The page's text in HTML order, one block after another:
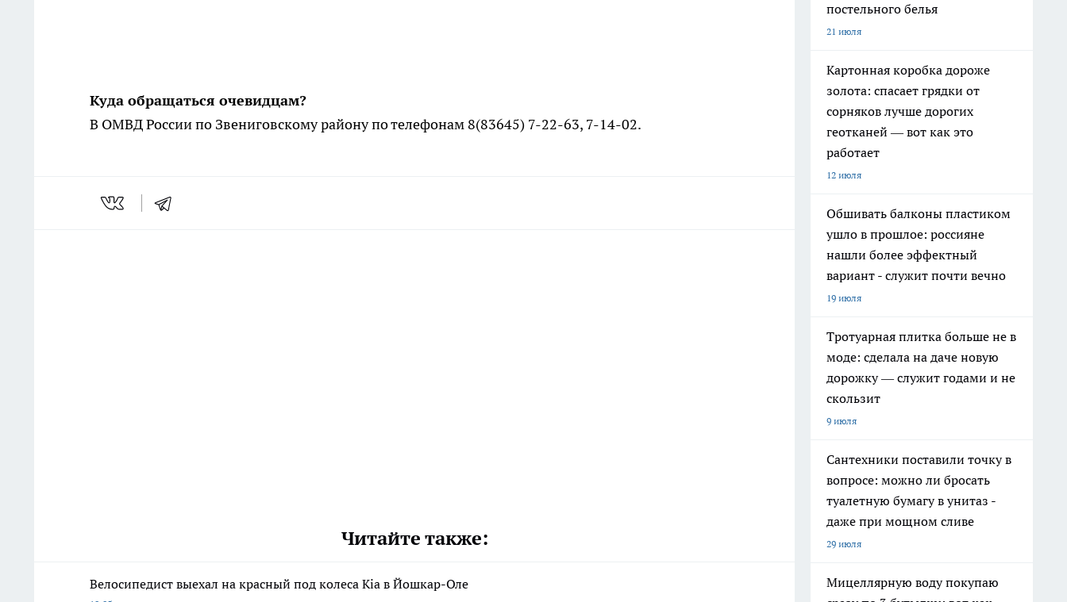
Куда обращаться очевидцам?
В ОМВД России по Звениговскому району по телефонам 8(83645) 7-22-63, 7-14-02.
Читайте также:
Велосипедист выехал на красный под колеса Kia в Йошкар-Оле
постельного белья
21 июля
Картонная коробка дороже
золота: спасает грядки от
сорняков лучше дорогих
геотканей — вот как это
работает
12 июля
Обшивать балконы пластиком
ушло в прошлое: россияне
нашли более эффектный
вариант - служит почти вечно
19 июля
Тротуарная плитка больше не в
моде: сделала на даче новую
дорожку — служит годами и не
скользит
9 июля
Сантехники поставили точку в
вопросе: можно ли бросать
туалетную бумагу в унитаз -
даже при мощном сливе
29 июля
Мицеллярную воду покупаю